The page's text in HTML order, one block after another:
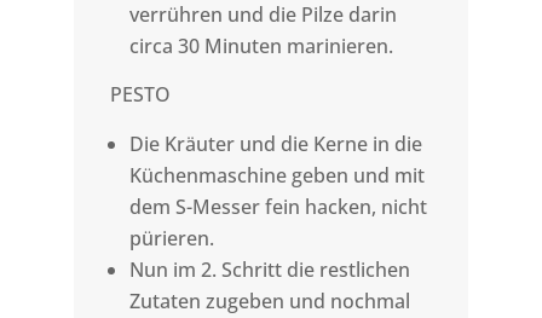
verrühren und die Pilze darin
circa 30 Minuten marinieren.
PESTO
Die Kräuter und die Kerne in die
Küchenmaschine geben und mit
dem S-Messer fein hacken, nicht
pürieren.
Nun im 2. Schritt die restlichen
Zutaten zugeben und nochmal